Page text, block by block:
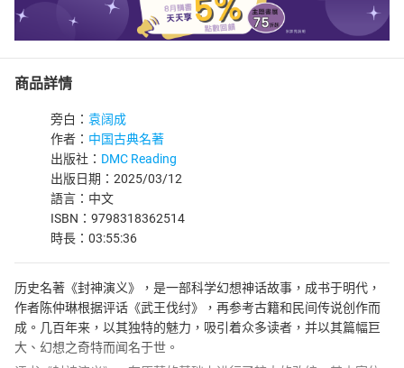
商品詳情
旁白： 袁阔成
作者： 中国古典名著
出版社： DMC Reading
出版日期：2025/03/12
語言：中文
ISBN：9798318362514
時長：03:55:36
历史名著《封神演义》，是一部科学幻想神话故事，成书于明代，
作者陈仲琳根据评话《武王伐纣》，再参考古籍和民间传说创作而
成。几百年来，以其独特的魅力，吸引着众多读者，并以其篇幅巨
大、幻想之奇特而闻名于世。